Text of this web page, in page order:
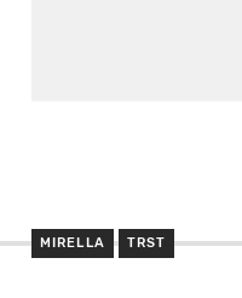
MIRELLA TRST